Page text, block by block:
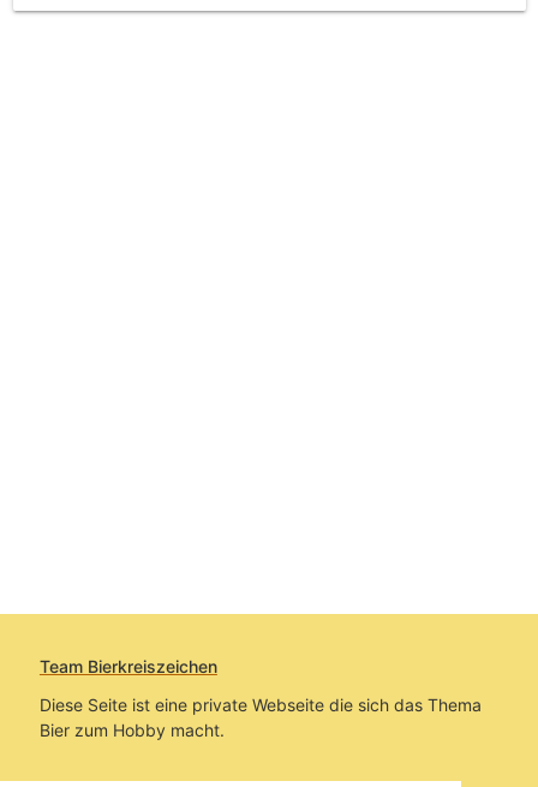
Team Bierkreiszeichen
Diese Seite ist eine private Webseite die sich das Thema
Bier zum Hobby macht.